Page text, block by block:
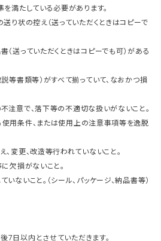
満たしている必要があります。
送り状の控え（送っていただくときはコピーで
（送っていただくときはコピーでも可）がある
説等書類等）がすべて揃っていて、なおかつ損
注意で、落下等の不適切な扱いがないこと。
用条件、または使用上の注意事項等を逸脱
、変更、改造等行われていないこと。
欠損がないこと。
ないこと。（シール、パッケージ、納品書等）
日以内とさせていただきます。